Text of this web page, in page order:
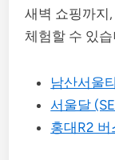
새벽 쇼핑까지
체험할 수 있
남산서울
서울달
홍대R2 버